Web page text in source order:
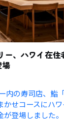
ー、ハワイ在住
場
内の寿司店、鮨
かせコースにハ
登場しました。